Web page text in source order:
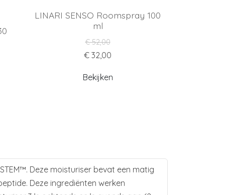
LINARI SENSO Roomspray 100
ml
€ 52,00
€ 32,00
Bekijken
Deze moisturiser bevat een matig
Deze ingrediënten werken